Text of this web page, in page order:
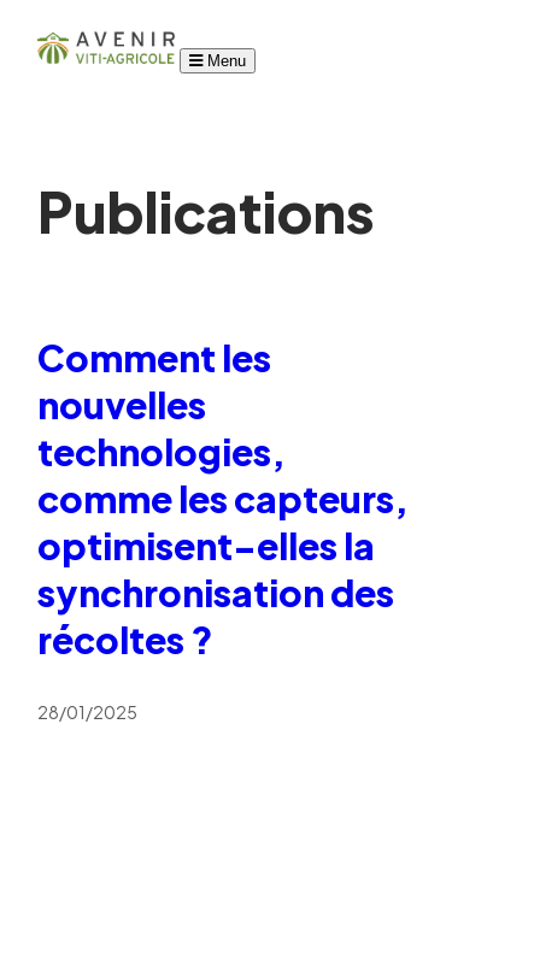
Menu
Publications
Comment les
nouvelles
technologies,
comme les capteurs,
optimisent-elles la
synchronisation des
récoltes ?
28/01/2025